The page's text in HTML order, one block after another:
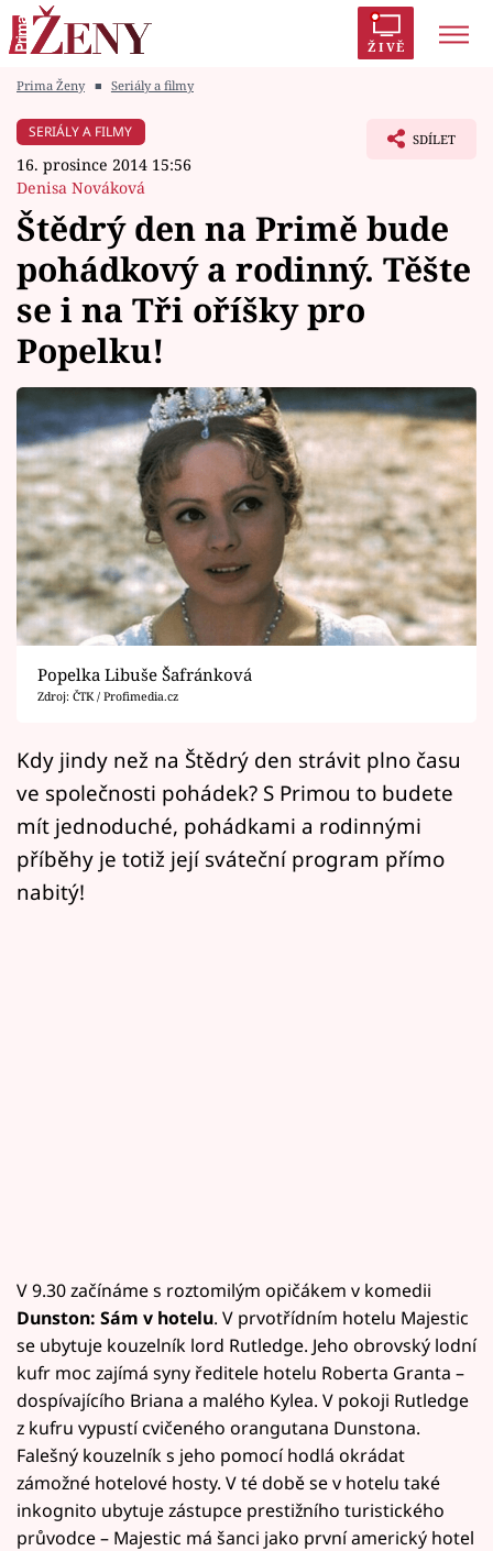
ŽIVĚ
Módní alarm
Témata
Celebrity
Vztahy
Seriály
Horoskopy
Sledujte prima+
Filmový festival Karlovy Vary
Přihlášení
Sledujte nás
Prima Ženy ■ Seriály a filmy
SERIÁLY A FILMY
16. prosince 2014 15:56
Denisa Nováková
SDÍLET
Štědrý den na Primě bude
pohádkový a rodinný. Těšte
se i na Tři oříšky pro
Popelku!
Popelka Libuše Šafránková
Zdroj: ČTK / Profimedia.cz
Kdy jindy než na Štědrý den strávit plno času
ve společnosti pohádek? S Primou to budete
mít jednoduché, pohádkami a rodinnými
příběhy je totiž její sváteční program přímo
nabitý!
V 9.30 začínáme s roztomilým opičákem v komedii
Dunston: Sám v hotelu. V prvotřídním hotelu Majestic
se ubytuje kouzelník lord Rutledge. Jeho obrovský lodní
kufr moc zajímá syny ředitele hotelu Roberta Granta –
dospívajícího Briana a malého Kylea. V pokoji Rutledge
z kufru vypustí cvičeného orangutana Dunstona.
Falešný kouzelník s jeho pomocí hodlá okrádat
zámožné hotelové hosty. V té době se v hotelu také
inkognito ubytuje zástupce prestižního turistického
průvodce – Majestic má šanci jako první americký hotel